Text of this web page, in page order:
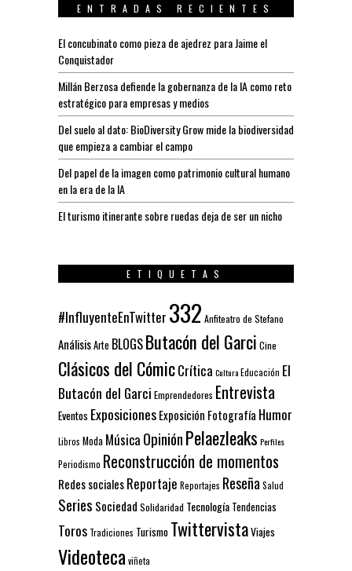
ENTRADAS RECIENTES
El concubinato como pieza de ajedrez para Jaime el
Conquistador
Millán Berzosa defiende la gobernanza de la IA como reto
estratégico para empresas y medios
Del suelo al dato: BioDiversity Grow mide la biodiversidad
que empieza a cambiar el campo
Del papel de la imagen como patrimonio cultural humano
en la era de la IA
El turismo itinerante sobre ruedas deja de ser un nicho
ETIQUETAS
#InfluyenteEnTwitter 332 Anfiteatro de Stefano
AnálisisArte BLOGSButacón del Garci Cine
Clásicos del CómicCrítica CulturaEducación El
Butacón del Garci Emprendedores Entrevista
Eventos ExposicionesExposición Fotografía Humor
Libros Moda Música OpiniónPelaezleaks Perfiles
Periodismo Reconstrucción de momentos
Redes socialesReportaje Reportajes Reseña Salud
Series Sociedad Solidaridad Tecnología Tendencias
Toros Tradiciones Turismo TwittervistaViajes
Videoteca viñeta